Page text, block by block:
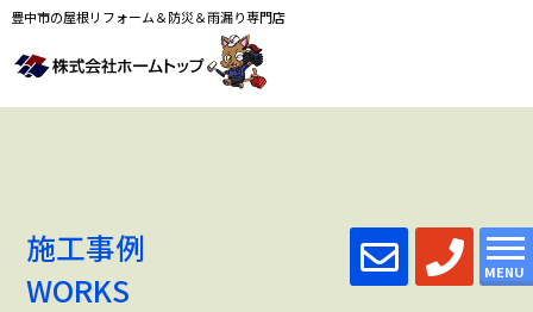
豊中市の屋根リフォーム＆防災＆雨漏り専門店
MENU
施工事例
WORKS